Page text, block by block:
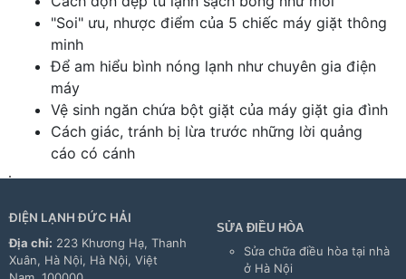
"Soi" ưu, nhược điểm của 5 chiếc máy giặt thông
minh
Để am hiểu bình nóng lạnh như chuyên gia điện
máy
Vệ sinh ngăn chứa bột giặt của máy giặt gia đình
Cách giác, tránh bị lừa trước những lời quảng
cáo có cánh
ĐIỆN LẠNH ĐỨC HẢI
Địa chỉ: 223 Khương Hạ, Thanh
Xuân, Hà Nội, Hà Nội, Việt
SỬA ĐIỀU HÒA
Sửa chữa điều hòa tại nhà
ở Hà Nội